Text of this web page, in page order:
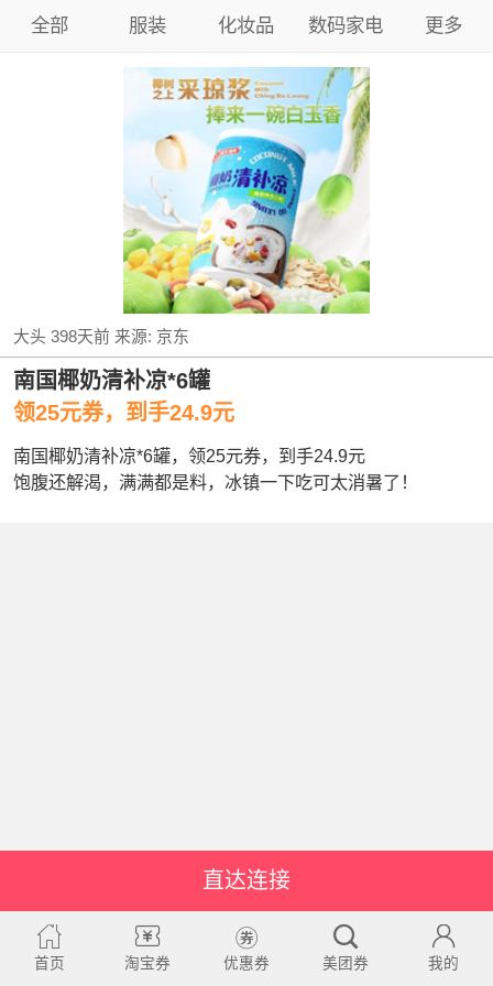
全部 服装 化妆品 数码家电 更多
大头 398天前来源: 京东
南国椰奶清补凉*6罐
领25元券，到手24.9元
南国椰奶清补凉*6罐，领25元券，到手24.9元
饱腹还解渴，满满都是料，冰镇一下吃可太消暑了！
直达连接
首页 淘宝券 优惠券 美团券 我的